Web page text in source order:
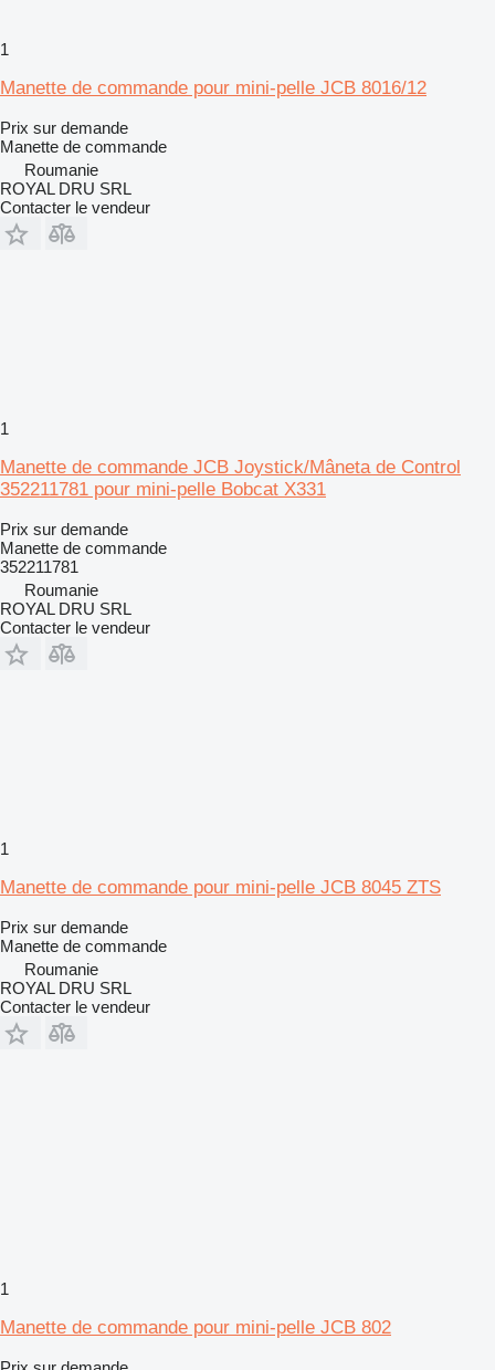
1
Manette de commande pour mini-pelle JCB 8016/12
Prix sur demande
Manette de commande
Roumanie
ROYAL DRU SRL
Contacter le vendeur
1
Manette de commande JCB Joystick/Mâneta de Control
352211781 pour mini-pelle Bobcat X331
Prix sur demande
Manette de commande
352211781
Roumanie
ROYAL DRU SRL
Contacter le vendeur
1
Manette de commande pour mini-pelle JCB 8045 ZTS
Prix sur demande
Manette de commande
Roumanie
ROYAL DRU SRL
Contacter le vendeur
1
Manette de commande pour mini-pelle JCB 802